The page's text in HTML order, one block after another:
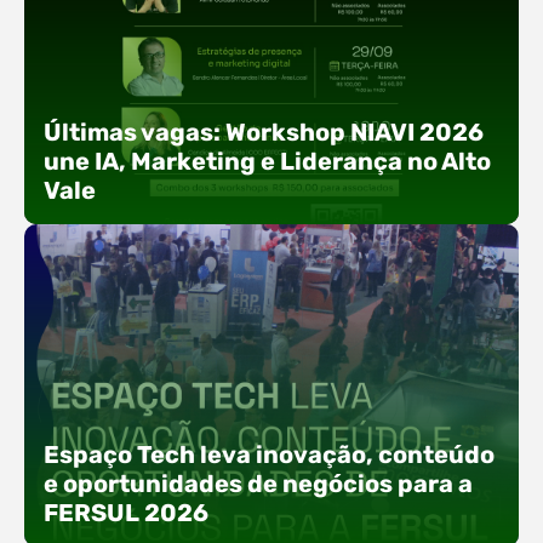
Últimas vagas: Workshop NIAVI 2026
une IA, Marketing e Liderança no Alto
Vale
Com o objetivo de impulsionar a produtividade, a
presença digital e a gestão nas empresas do
Alto Vale, o Núcleo de Tecnologia da Informação
(NIAVI), Polo ACATE-ACIRS, realiza a edição
2026 do Workshop NIAVI. O evento foi
Espaço Tech leva inovação, conteúdo
e oportunidades de negócios para a
FERSUL 2026